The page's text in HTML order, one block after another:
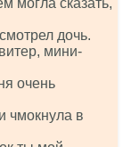
могла сказать,
дочь.
мини-
очень
чмокнула в